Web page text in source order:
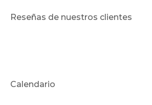
Reseñas de nuestros clientes
Calendario